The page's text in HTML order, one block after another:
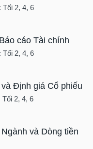
Tối 2, 4, 6
cáo Tài chính
Tối 2, 4, 6
Định giá Cổ phiếu
Tối 2, 4, 6
và Dòng tiền